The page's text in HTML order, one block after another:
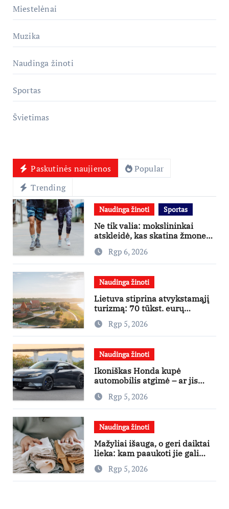
Miestelėnai
Muzika
Naudinga žinoti
Sportas
Švietimas
Paskutinės naujienos
Popular
Trending
Naudinga žinoti Sportas
Ne tik valia: mokslininkai
atskleidė, kas skatina žmones
daugiau judėti
Rgp 6, 2026
Naudinga žinoti
Lietuva stiprina atvykstamąjį
turizmą: 70 tūkst. eurų
investicijų užsienio turistams
pritraukti
Rgp 5, 2026
Naudinga žinoti
Ikoniškas Honda kupė
automobilis atgimė – ar jis
pateisins pirkėjų lūkesčius?
Rgp 5, 2026
Naudinga žinoti
Mažyliai išauga, o geri daiktai
lieka: kam paaukoti jie gali
būti aukso vertės?
Rgp 5, 2026